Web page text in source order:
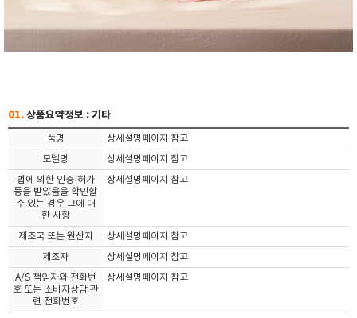
01.상품요약정보 : 기타
품명
상세설명페이지 참고
모델명
상세설명페이지 참고
법에 의한 인증·허가
등을 받았음을 확인할
수 있는 경우 그에 대
한 사항
상세설명페이지 참고
제조국 또는 원산지
상세설명페이지 참고
제조자
상세설명페이지 참고
A/S 책임자와 전화번
호 또는 소비자상담 관
련 전화번호
상세설명페이지 참고